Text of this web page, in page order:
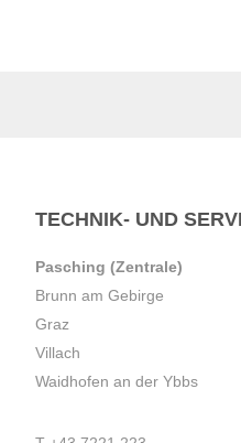
TECHNIK- UND
Pasching (Zentrale)
Brunn am Gebirge
Graz
Villach
Waidhofen an der Ybbs